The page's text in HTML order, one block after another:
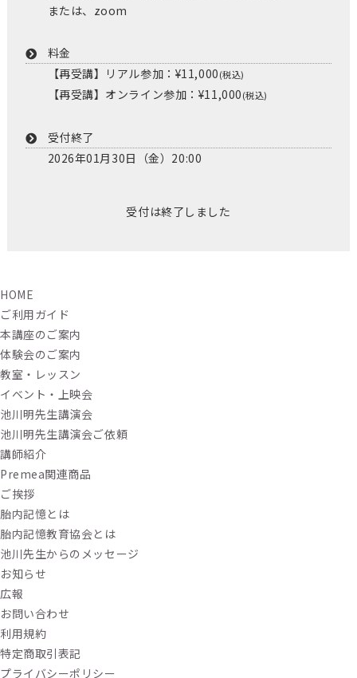
または、zoom
料金
【再受講】リアル参加：¥11,000(税込)
【再受講】オンライン参加：¥11,000(税込)
受付終了
2026年01月30日（金）20:00
受付は終了しました
HOME
ご利用ガイド
本講座のご案内
体験会のご案内
教室・レッスン
イベント・上映会
池川明先生講演会
池川明先生講演会ご依頼
講師紹介
Premea関連商品
ご挨拶
胎内記憶とは
胎内記憶教育協会とは
池川先生からのメッセージ
お知らせ
広報
お問い合わせ
利用規約
特定商取引表記
プライバシーポリシー